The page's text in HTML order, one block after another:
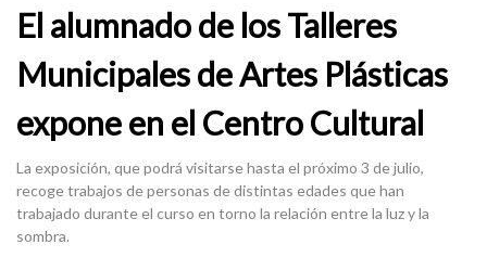
El alumnado de los Talleres
Municipales de Artes Plásticas
expone en el Centro Cultural
La exposición, que podrá visitarse hasta el próximo 3 de julio,
recoge trabajos de personas de distintas edades que han
trabajado durante el curso en torno la relación entre la luz y la
sombra.